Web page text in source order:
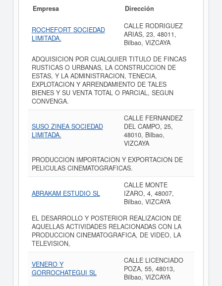
Empresa Dirección
ROCHEFORT SOCIEDAD
LIMITADA.
CALLE RODRIGUEZ
ARIAS, 23, 48011,
Bilbao, VIZCAYA
ADQUISICION POR CUALQUIER TITULO DE FINCAS
RUSTICAS O URBANAS, LA CONSTRUCCION DE
ESTAS, Y LA ADMINISTRACION, TENECIA,
EXPLOTACION Y ARRENDAMIENTO DE TALES
BIENES Y SU VENTA TOTAL O PARCIAL, SEGUN
CONVENGA.
SUSO ZINEA SOCIEDAD
LIMITADA.
CALLE FERNANDEZ
DEL CAMPO, 25,
48010, Bilbao,
VIZCAYA
PRODUCCION IMPORTACION Y EXPORTACION DE
PELICULAS CINEMATOGRAFICAS.
ABRAKAM ESTUDIO SL
CALLE MONTE
IZARO, 4, 48007,
Bilbao, VIZCAYA
EL DESARROLLO Y POSTERIOR REALIZACION DE
AQUELLAS ACTIVIDADES RELACIONADAS CON LA
PRODUCCION CINEMATOGRAFICA, DE VIDEO, LA
TELEVISION,
VENERO Y
GORROCHATEGUI SL
CALLE LICENCIADO
POZA, 55, 48013,
Bilbao, VIZCAYA